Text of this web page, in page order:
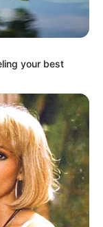
your best